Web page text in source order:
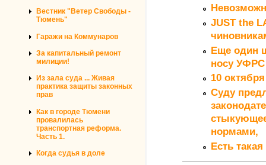
Вестник "Ветер Свободы -
Тюмень"
Гаражи на Коммунаров
За капитальный ремонт
милиции!
Из зала суда ... Живая
практика защиты законных
прав
Как в городе Тюмени
провалилась
транспортная реформа.
Часть 1.
Когда судья в доле
JUST the
Еще один
носу УФРС
10
Суду
нормами,
Есть